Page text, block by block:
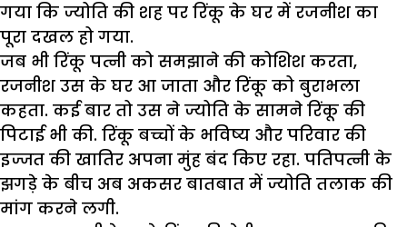
गया कि ज्योति की शह पर रिंकू के घर में रजनीश का
पूरा दखल हो गया.
जब भी रिंकू पत्नी को समझाने की कोशिश करता,
रजनीश उस के घर आ जाता और रिंकू को बुराभला
कहता. कई बार तो उस ने ज्योति के सामने रिंकू की
पिटाई भी की. रिंकू बच्चों के भविष्य और परिवार की
इज्जत की खातिर अपना मुंह बंद किए रहा. पतिपत्नी के
झगड़े के बीच अब अकसर बातबात में ज्योति तलाक की
मांग करने लगी.